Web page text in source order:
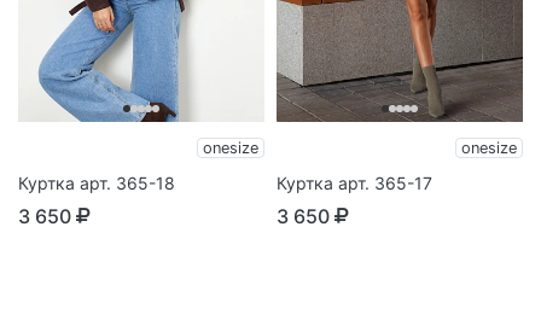
onesize
Куртка арт. 365-18
3 650
onesize
Куртка арт. 365-17
3 650